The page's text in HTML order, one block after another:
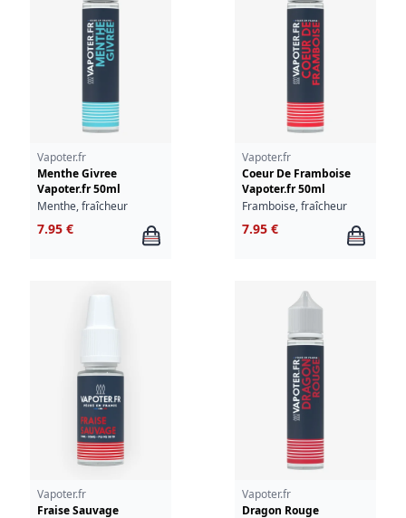
Vapoter.fr
Menthe Givree
Vapoter.fr 50ml
Menthe, fraîcheur
7.95 €
Vapoter.fr
Coeur De Framboise
Vapoter.fr 50ml
Framboise, fraîcheur
7.95 €
Vapoter.fr
Fraise Sauvage
Vapoter.fr
Dragon Rouge